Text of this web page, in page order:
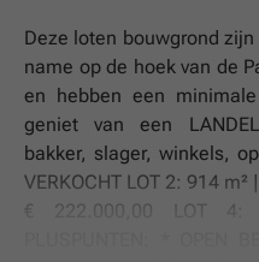
Deze loten bouwgrond
name op de hoek van de
en hebben een
geniet van een
bakker, slager, winkels,
VERKOCHT LOT 2: 914
€ 222.000,00 LOT
PLUSPUNTEN: * OPEN